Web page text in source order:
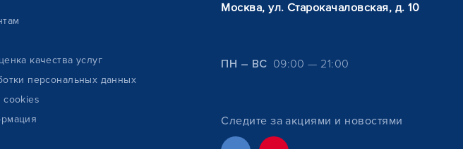
качества услуг
персональных данных
cookies
Москва, ул. Старокачаловская, д. 10
ПН – ВС 09:00 — 21:00
Следите за акциями и новостями